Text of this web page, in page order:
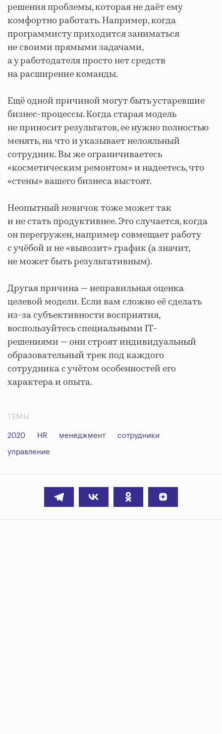
решения проблемы, которая не даёт ему
комфортно работать. Например, когда
программисту приходится заниматься
не своими прямыми задачами,
а у работодателя просто нет средств
на расширение команды.
Ещё одной причиной могут быть устаревшие
бизнес-процессы. Когда старая модель
не приносит результатов, ее нужно полностью
менять, на что и указывает нелояльный
сотрудник. Вы же ограничиваетесь
«косметическим ремонтом» и надеетесь, что
«стены» вашего бизнеса выстоят.
Неопытный новичок тоже может так
и не стать продуктивнее. Это случается, когда
он перегружен, например совмещает работу
с учёбой и не «вывозит» график (а значит,
не может быть результативным).
Другая причина — неправильная оценка
целевой модели. Если вам сложно её сделать
из-за субъективности восприятия,
воспользуйтесь специальными IT-
решениями — они строят индивидуальный
образовательный трек под каждого
сотрудника с учётом особенностей его
характера и опыта.
ТЕМЫ
2020 HR менеджмент сотрудники
управление